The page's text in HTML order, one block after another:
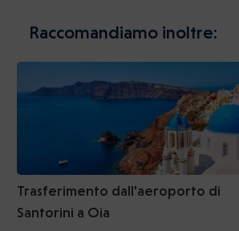
Raccomandiamo inoltre:
Trasferimento dall'aeroporto di
Santorini a Oia